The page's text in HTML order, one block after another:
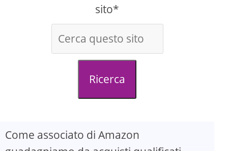
sito*
Ricerca
Come associato di Amazon